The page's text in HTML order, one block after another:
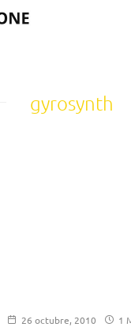
gyrosynth
26 octubre, 2010 1